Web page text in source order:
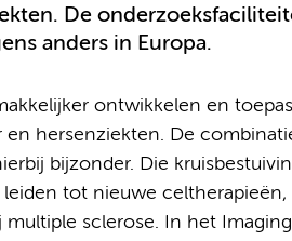
De
anders in Europa.
ontwikkelen en
hersenziekten. De
bijzonder. Die
tot nieuwe
sclerose. In het